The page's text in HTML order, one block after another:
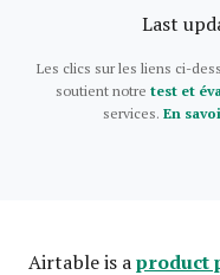
Last
Les clics sur les liens ci-
soutient notre test et
services. En
Airtable is aproduct